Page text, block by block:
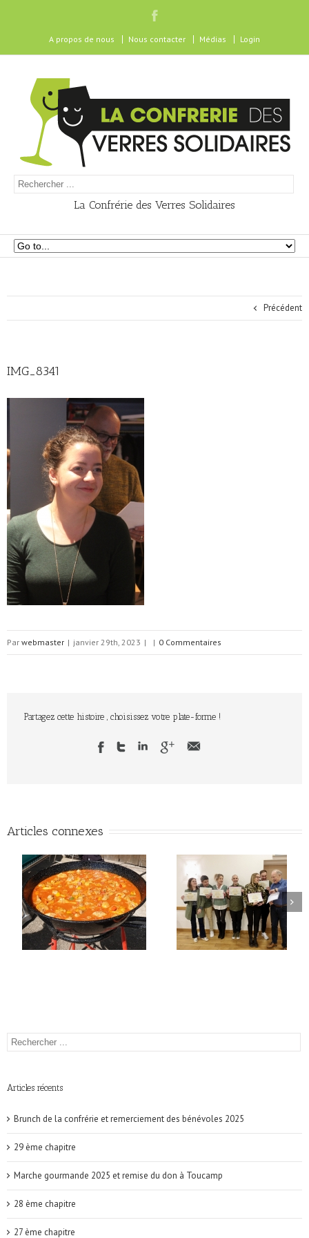
A propos de nous Nous contacter Médias Login
La Confrérie des Verres Solidaires
Précédent
IMG_8341
Par webmaster | janvier 29th, 2023 | | 0 Commentaires
Partagez cette histoire , choisissez votre plate-forme !
Articles connexes
Articles récents
Brunch de la confrérie et remerciement des bénévoles 2025
29 ème chapitre
Marche gourmande 2025 et remise du don à Toucamp
28 ème chapitre
27 ème chapitre